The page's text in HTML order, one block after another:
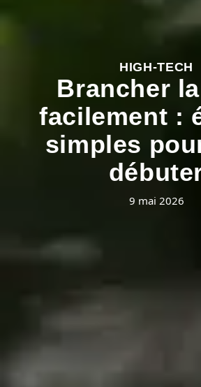
HIGH-TECH
Brancher
facilement :
simples
9 mai 2026